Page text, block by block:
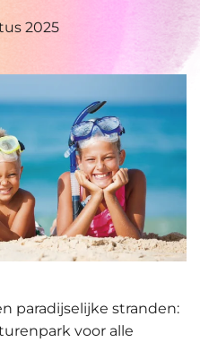
2025
paradijselijke stranden:
voor alle